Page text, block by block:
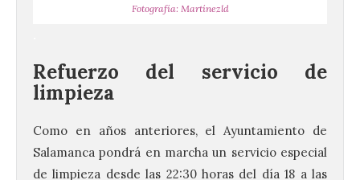
Fotografía: Martínezld
Refuerzo del servicio de
limpieza
Como en años anteriores, el Ayuntamiento de
Salamanca pondrá en marcha un servicio especial
de limpieza desde las 22:30 horas del día 18 a las
Vuelve la tradicional Feria
de Dulces del Convento a
Gradefes
7 Ago 2026